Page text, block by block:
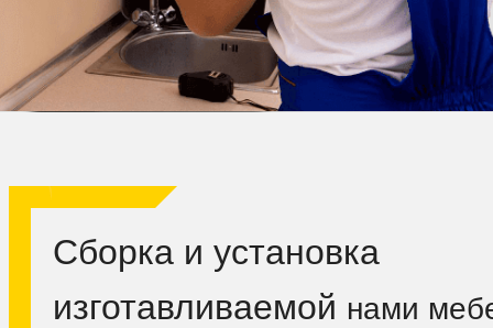
Сборка и установка
изготавливаемой нами